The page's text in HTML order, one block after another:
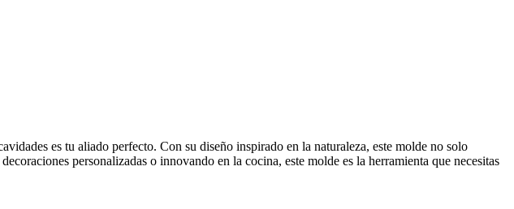
es tu aliado perfecto. Con su diseño inspirado en la naturaleza, este molde no solo
personalizadas o innovando en la cocina, este molde es la herramienta que necesitas